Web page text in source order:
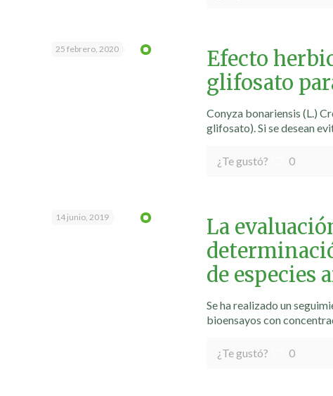
25 febrero, 2020
Efecto
glifosato
Conyza bonariensis (L.)
glifosato). Si se desean
¿Te gustó? 0
14 junio, 2019
La
de especies
Se ha realizado un
bioensayos con
¿Te gustó? 0